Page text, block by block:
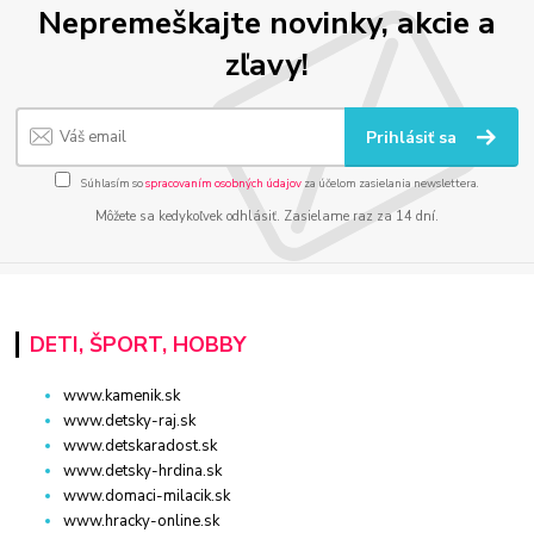
Nepremeškajte novinky, akcie a
zľavy!
Prihlásiť sa
Súhlasím sospracovaním osobných údajov za účelom zasielania newslettera.
Môžete sa kedykoľvek odhlásiť. Zasielame raz za 14 dní.
DETI, ŠPORT, HOBBY
www.kamenik.sk
www.detsky-raj.sk
www.detskaradost.sk
www.detsky-hrdina.sk
www.domaci-milacik.sk
www.hracky-online.sk